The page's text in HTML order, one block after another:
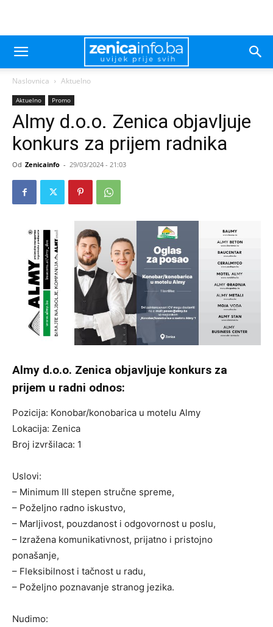
Naslovnica Aktuelno
Aktuelno Promo
Almy d.o.o. Zenica objavljuje
konkurs za prijem radnika
Od Zenicainfo - 29/03/2024 - 21:03
Almy d.o.o. Zenica objavljuje konkurs za
prijem u radni odnos:
Pozicija: Konobar/konobarica u motelu Almy
Lokacija: Zenica
Broj izvršilaca: 1
Uslovi:
– Minimum III stepen stručne spreme,
– Poželjno radno iskustvo,
– Marljivost, pouzdanost i odgovornost u poslu,
– Izražena komunikativnost, prijatno i pristojno
ponašanje,
– Fleksibilnost i tačnost u radu,
– Poželjno poznavanje stranog jezika.
Nudimo: